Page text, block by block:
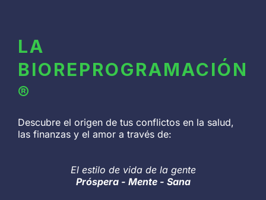
LA
BIOREPROGRAMACIÓN
®
Descubre el origen de tus conflictos en la salud,
las finanzas y el amor a través de:
El estilo de vida de la gente
Próspera - Mente - Sana